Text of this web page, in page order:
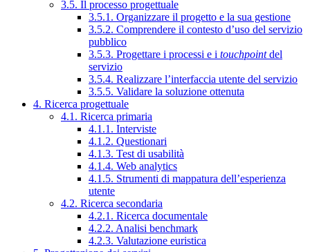
3.5. Il processo progettuale
3.5.1. Organizzare il progetto e la sua gestione
3.5.2. Comprendere il contesto d’uso del servizio
pubblico
3.5.3. Progettare i processi e i touchpointdel
servizio
3.5.4. Realizzare l’interfaccia utente del servizio
3.5.5. Validare la soluzione ottenuta
4. Ricerca progettuale
4.1. Ricerca primaria
4.1.1. Interviste
4.1.2. Questionari
4.1.3. Test di usabilità
4.1.4. Web analytics
4.1.5. Strumenti di mappatura dell’esperienza
utente
4.2. Ricerca secondaria
4.2.1. Ricerca documentale
4.2.2. Analisi benchmark
4.2.3. Valutazione euristica